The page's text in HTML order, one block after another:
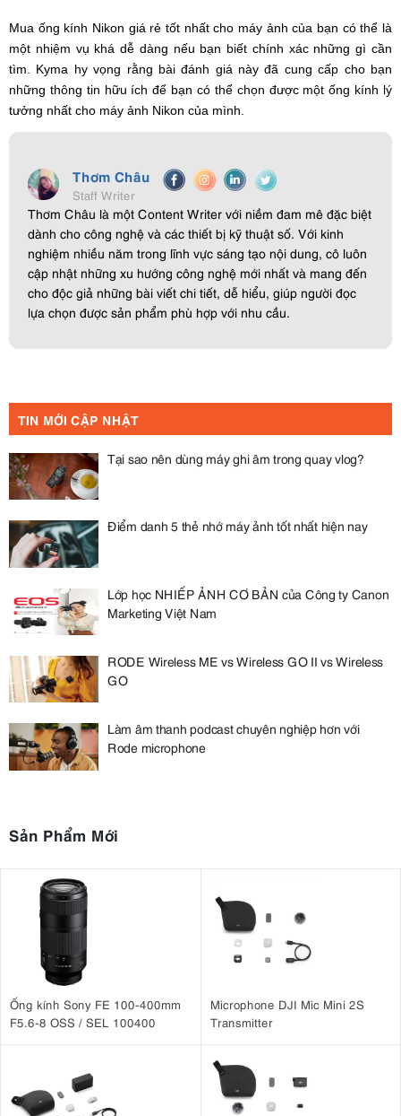
Mua ống kính Nikon giá rẻ tốt nhất cho máy ảnh của bạn có thể là
một nhiệm vụ khá dễ dàng nếu bạn biết chính xác những gì cần
tìm. Kyma hy vọng rằng bài đánh giá này đã cung cấp cho bạn
những thông tin hữu ích để bạn có thể chọn được một ống kính lý
tưởng nhất cho máy ảnh Nikon của mình.
Thơm Châu
Staff Writer
Thơm Châu là một Content Writer với niềm đam mê đặc biệt
dành cho công nghệ và các thiết bị kỹ thuật số. Với kinh
nghiệm nhiều năm trong lĩnh vực sáng tạo nội dung, cô luôn
cập nhật những xu hướng công nghệ mới nhất và mang đến
cho độc giả những bài viết chi tiết, dễ hiểu, giúp người đọc
lựa chọn được sản phẩm phù hợp với nhu cầu.
TIN MỚI CẬP NHẬT
Tại sao nên dùng máy ghi âm trong quay vlog?
Điểm danh 5 thẻ nhớ máy ảnh tốt nhất hiện nay
Lớp học NHIẾP ẢNH CƠ BẢN của Công ty Canon
Marketing Việt Nam
RODE Wireless ME vs Wireless GO II vs Wireless
GO
Làm âm thanh podcast chuyên nghiệp hơn với
Rode microphone
Sản Phẩm Mới
Ống kính Sony FE 100-400mm
F5.6-8 OSS / SEL 100400
Microphone DJI Mic Mini 2S
Transmitter